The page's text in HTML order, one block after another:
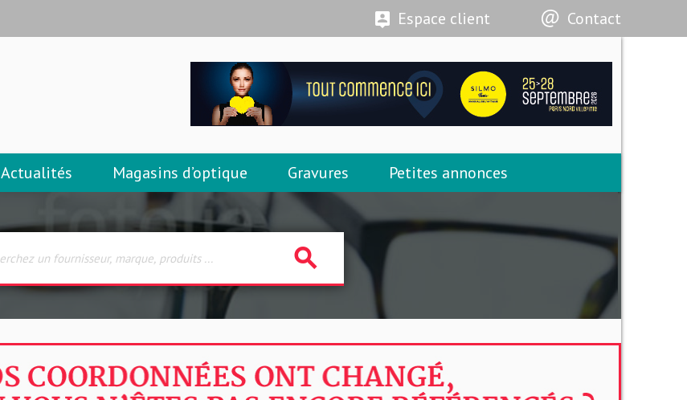
Espace client Contact
Actualités Magasins d’optique Gravures Petites annonces
search